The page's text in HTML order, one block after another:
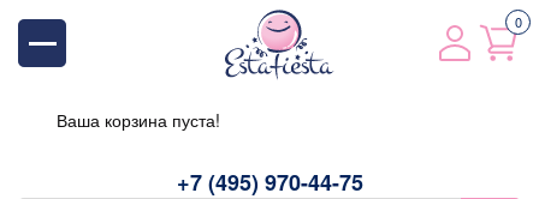
+7 (495) 970-44-75
0
Ваша корзина пуста!